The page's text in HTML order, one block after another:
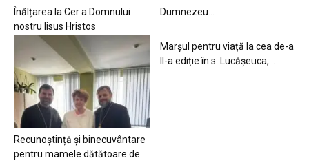
Înălțarea la Cer a Domnului
nostru Iisus Hristos
Dumnezeu…
Recunoștință și binecuvântare
pentru mamele dătătoare de
Marșul pentru viață la cea de-a
II-a ediție în s. Lucășeuca,...